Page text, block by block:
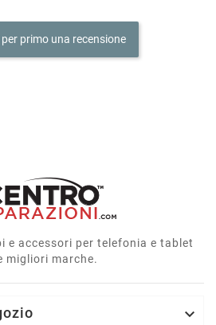
per primo una recensione
e accessori per telefonia e tablet
migliori marche.
